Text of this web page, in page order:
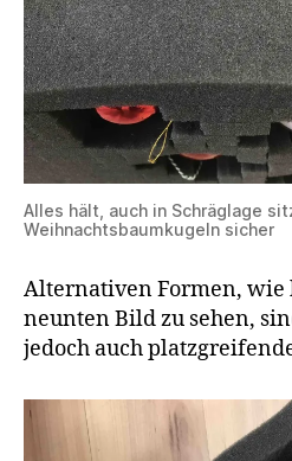
Alles hält, auch in Schräglage
Weihnachtsbaumkugeln sicher
Alternativen Formen, wie
neunten Bild zu sehen,
jedoch auch